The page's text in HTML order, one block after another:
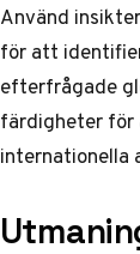
Använd
för att
efterfrågade
färdigheter för
internationella